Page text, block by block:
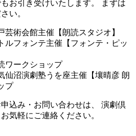
お引き受けいたします。 まずは
い。
芸術会館主催【朗読スタジオ】
ルフォンテ主催【フォンテ・ピッ
ワークショップ
仙沼演劇塾うを座主催【壤晴彦 朗
プ
込み・お問い合わせは、 演劇倶
気軽にご連絡ください。